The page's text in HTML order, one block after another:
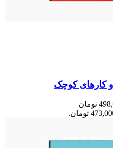
کارهای کوچک
قیمت اصلی: 498,000 تومان